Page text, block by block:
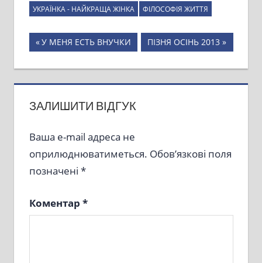
УКРАЇНКА - НАЙКРАЩА ЖІНКА
ФІЛОСОФІЯ ЖИТТЯ
Навігація
записів
Previous
Post:
У МЕНЯ ЕСТЬ ВНУЧКИ
Next
Post:
ПІЗНЯ ОСІНЬ 2013
ЗАЛИШИТИ ВІДГУК
Ваша e-mail адреса не
оприлюднюватиметься. Обов’язкові поля
позначені *
Коментар *